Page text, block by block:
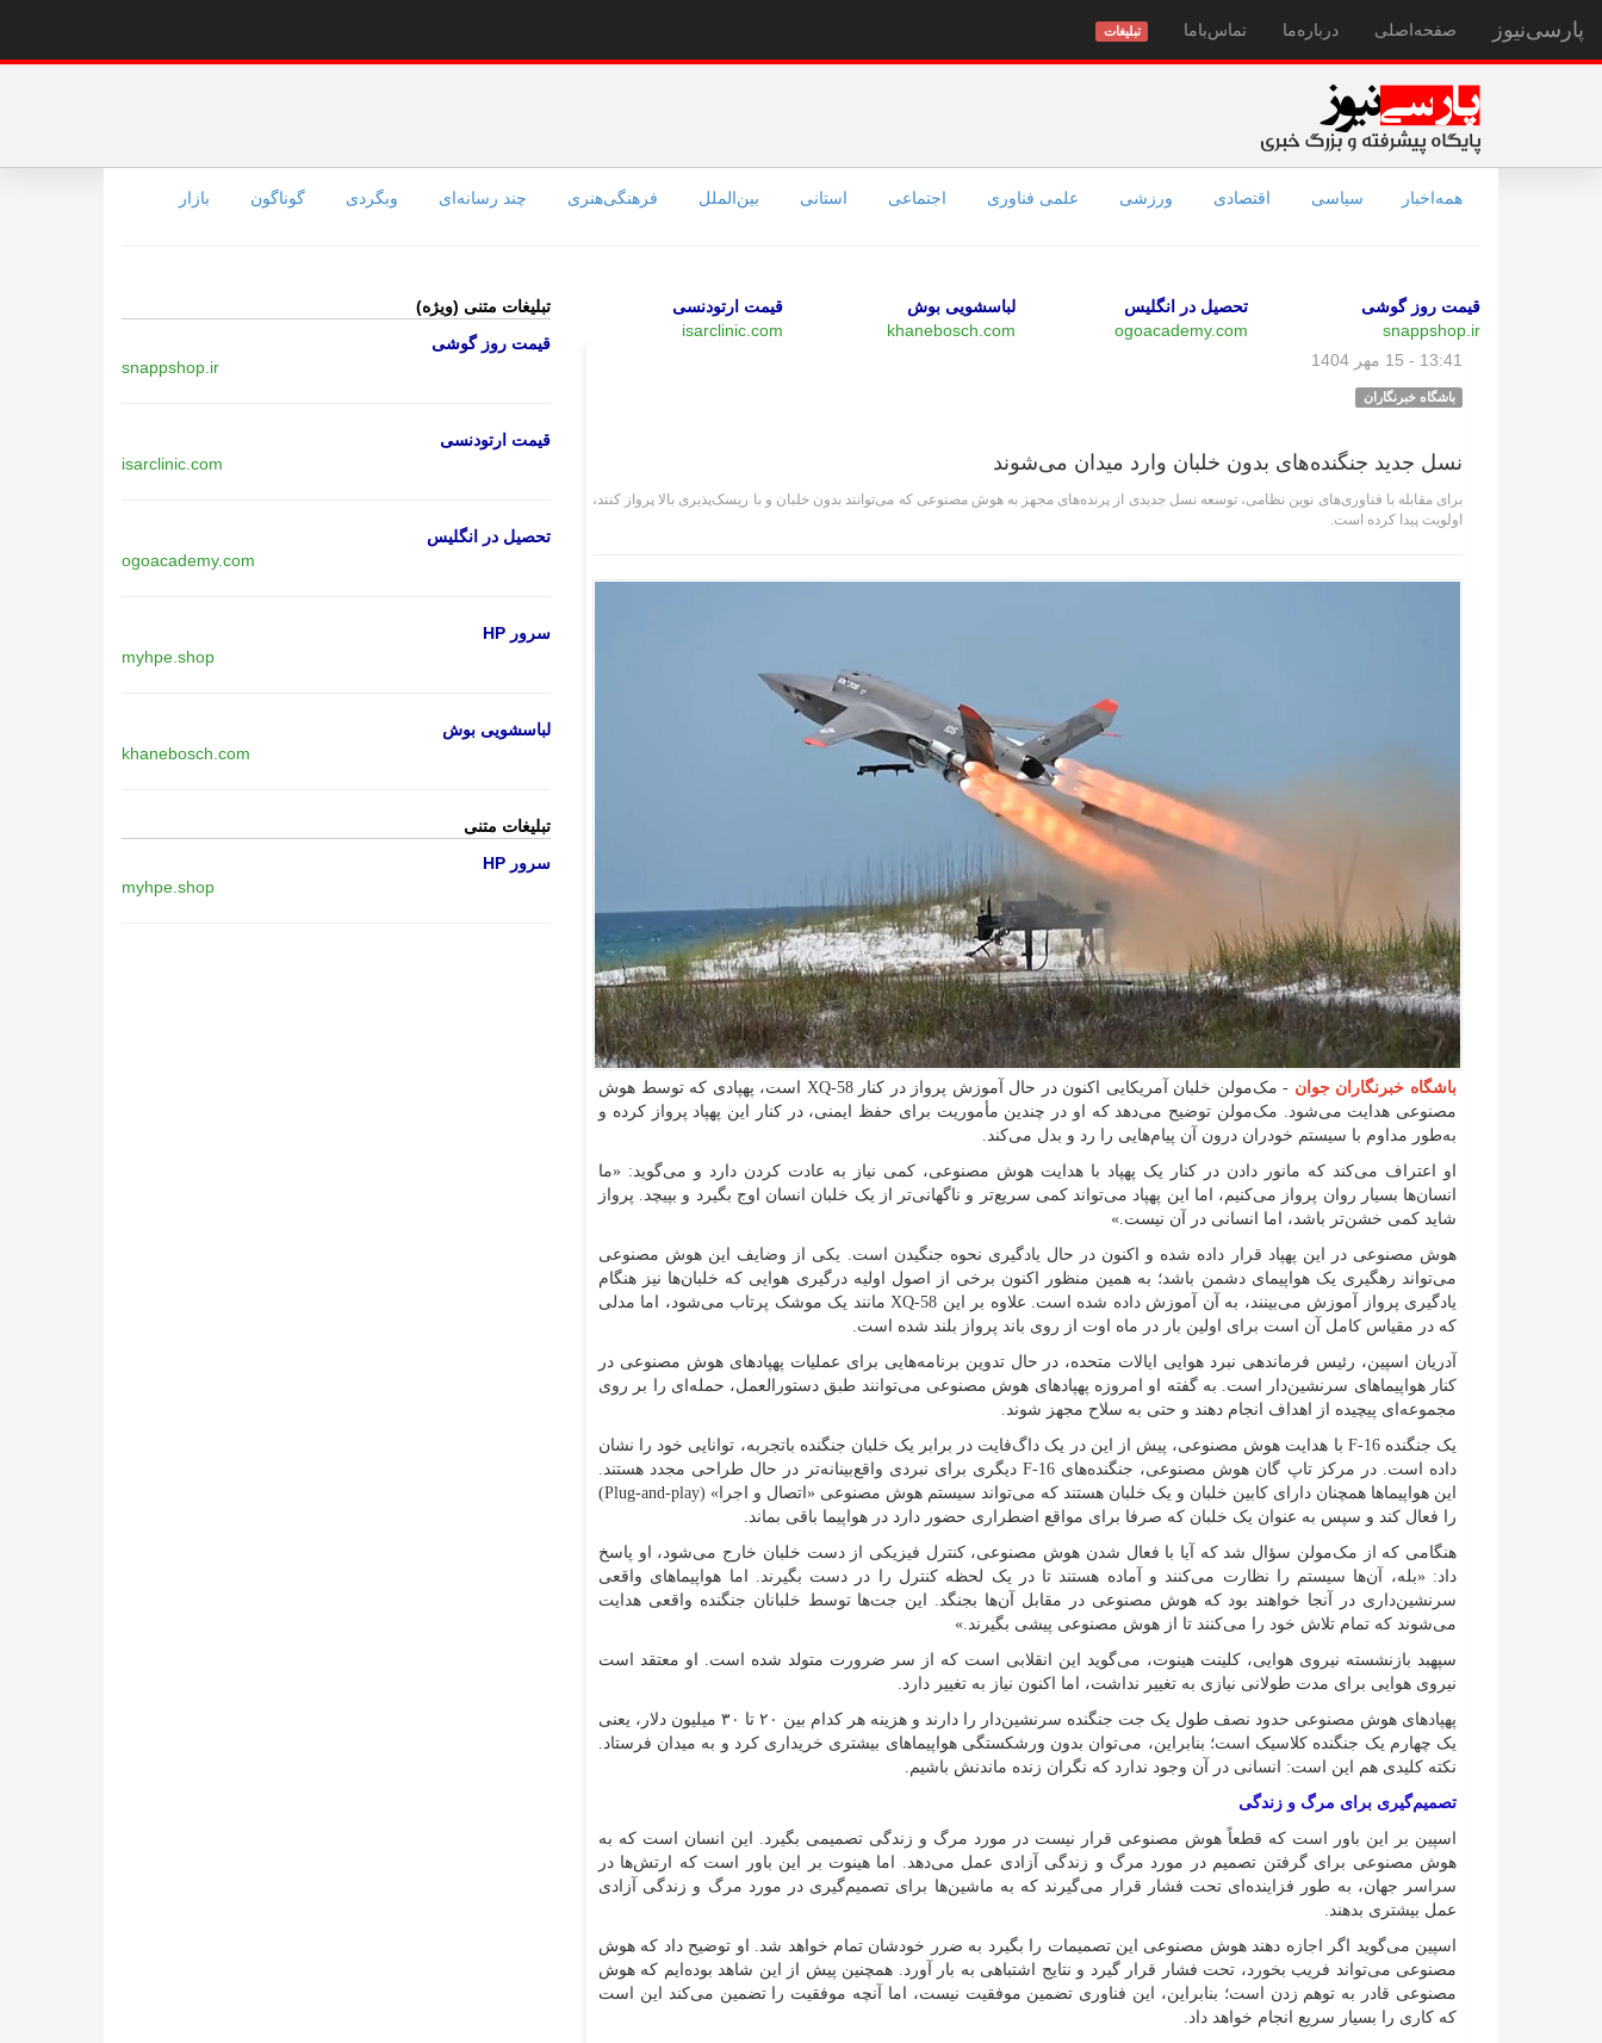
پارسی‌نیوز صفحه‌اصلی درباره‌ما تماس‌با‌ما تبلیغات
همه‌اخبار سیاسی اقتصادی ورزشی علمی فناوری اجتماعی استانی بین‌الملل فرهنگی‌هنری چند رسانه‌ای وبگردی گوناگون بازار
قیمت روز گوشی
snappshop.ir
تحصیل در انگلیس
ogoacademy.com
لباسشویی بوش
khanebosch.com
قیمت ارتودنسی
isarclinic.com
13:41 - 15 مهر 1404
باشگاه خبرنگاران
نسل جدید جنگنده‌های بدون خلبان وارد میدان می‌شوند
برای مقابله با فناوری‌های نوین نظامی، توسعه نسل جدیدی از پرنده‌های مجهز به هوش مصنوعی که می‌توانند بدون خلبان و با ریسک‌پذیری بالا پرواز کنند،
اولویت پیدا کرده است.
باشگاه خبرنگاران جوان
- مک‌مولن خلبان آمریکایی اکنون در حال آموزش پرواز در کنار XQ-58 است، پهپادی که توسط هوش
مصنوعی هدایت می‌شود. مک‌مولن توضیح می‌دهد که او در چندین مأموریت برای حفظ ایمنی، در کنار این پهپاد پرواز کرده و
به‌طور مداوم با سیستم خودران درون آن پیام‌هایی را رد و بدل می‌کند.
او اعتراف می‌کند که مانور دادن در کنار یک پهپاد با هدایت هوش مصنوعی، کمی نیاز به عادت کردن دارد و می‌گوید: «ما
انسان‌ها بسیار روان پرواز می‌کنیم، اما این پهپاد می‌تواند کمی سریع‌تر و ناگهانی‌تر از یک خلبان انسان اوج بگیرد و بپیچد. پرواز
شاید کمی خشن‌تر باشد، اما انسانی در آن نیست.»
هوش مصنوعی در این پهپاد قرار داده شده و اکنون در حال یادگیری نحوه جنگیدن است. یکی از وضایف این هوش مصنوعی
می‌تواند رهگیری یک هواپیمای دشمن باشد؛ به همین منظور اکنون برخی از اصول اولیه درگیری هوایی که خلبان‌ها نیز هنگام
یادگیری پرواز آموزش می‌بینند، به آن آموزش داده شده است. علاوه بر این XQ-58 مانند یک موشک پرتاب می‌شود، اما مدلی
که در مقیاس کامل آن است برای اولین بار در ماه اوت از روی باند پرواز بلند شده است.
آدریان اسپین، رئیس فرماندهی نبرد هوایی ایالات متحده، در حال تدوین برنامه‌هایی برای عملیات پهپادهای هوش مصنوعی در
کنار هواپیماهای سرنشین‌دار است. به گفته او امروزه پهپادهای هوش مصنوعی می‌توانند طبق دستورالعمل، حمله‌ای را بر روی
مجموعه‌ای پیچیده از اهداف انجام دهند و حتی به سلاح مجهز شوند.
یک جنگنده F-16 با هدایت هوش مصنوعی، پیش از این در یک داگ‌فایت در برابر یک خلبان جنگنده باتجربه، توانایی خود را نشان
داده است. در مرکز تاپ گان هوش مصنوعی، جنگنده‌های F-16 دیگری برای نبردی واقع‌بینانه‌تر در حال طراحی مجدد هستند.
این هواپیماها همچنان دارای کابین خلبان و یک خلبان هستند که می‌تواند سیستم هوش مصنوعی «اتصال و اجرا» (Plug-and-play)
را فعال کند و سپس به عنوان یک خلبان که صرفا برای مواقع اضطراری حضور دارد در هواپیما باقی بماند.
هنگامی که از مک‌مولن سؤال شد که آیا با فعال شدن هوش مصنوعی، کنترل فیزیکی از دست خلبان خارج می‌شود، او پاسخ
داد: «بله، آن‌ها سیستم را نظارت می‌کنند و آماده هستند تا در یک لحظه کنترل را در دست بگیرند. اما هواپیماهای واقعی
سرنشین‌داری در آنجا خواهند بود که هوش مصنوعی در مقابل آن‌ها بجنگد. این جت‌ها توسط خلبانان جنگنده واقعی هدایت
می‌شوند که تمام تلاش خود را می‌کنند تا از هوش مصنوعی پیشی بگیرند.»
سپهبد بازنشسته نیروی هوایی، کلینت هینوت، می‌گوید این انقلابی است که از سر ضرورت متولد شده است. او معتقد است
نیروی هوایی برای مدت طولانی نیازی به تغییر نداشت، اما اکنون نیاز به تغییر دارد.
پهپادهای هوش مصنوعی حدود نصف طول یک جت جنگنده سرنشین‌دار را دارند و هزینه هر کدام بین ۲۰ تا ۳۰ میلیون دلار، یعنی
یک چهارم یک جنگنده کلاسیک است؛ بنابراین، می‌توان بدون ورشکستگی هواپیماهای بیشتری خریداری کرد و به میدان فرستاد.
نکته کلیدی هم این است: انسانی در آن وجود ندارد که نگران زنده ماندنش باشیم.
تصمیم‌گیری‌ برای مرگ و زندگی
اسپین بر این باور است که قطعاً هوش مصنوعی قرار نیست در مورد مرگ و زندگی تصمیمی بگیرد. این انسان است که به
هوش مصنوعی برای گرفتن تصمیم در مورد مرگ و زندگی آزادی عمل می‌دهد. اما هینوت بر این باور است که ارتش‌ها در
سراسر جهان، به طور فزاینده‌ای تحت فشار قرار می‌گیرند که به ماشین‌ها برای تصمیم‌گیری در مورد مرگ و زندگی آزادی
عمل بیشتری بدهند.
اسپین می‌گوید اگر اجازه دهند هوش مصنوعی این تصمیمات را بگیرد به ضرر خودشان تمام خواهد شد. او توضیح داد که هوش
مصنوعی می‌تواند فریب بخورد، تحت فشار قرار گیرد و نتایج اشتباهی به بار آورد. همچنین پیش از این شاهد بوده‌ایم که هوش
مصنوعی قادر به توهم زدن است؛ بنابراین، این فناوری تضمین موفقیت نیست، اما آنچه موفقیت را تضمین می‌کند این است
که کاری را بسیار سریع انجام خواهد داد.
تبلیغات متنی (ویژه)
قیمت روز گوشی
snappshop.ir
قیمت ارتودنسی
isarclinic.com
تحصیل در انگلیس
ogoacademy.com
سرور HP
myhpe.shop
لباسشویی بوش
khanebosch.com
تبلیغات متنی
سرور HP
myhpe.shop